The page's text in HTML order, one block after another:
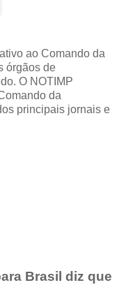
ao Comando da
órgãos de
O NOTIMP
da
principais jornais e
Brasil diz que